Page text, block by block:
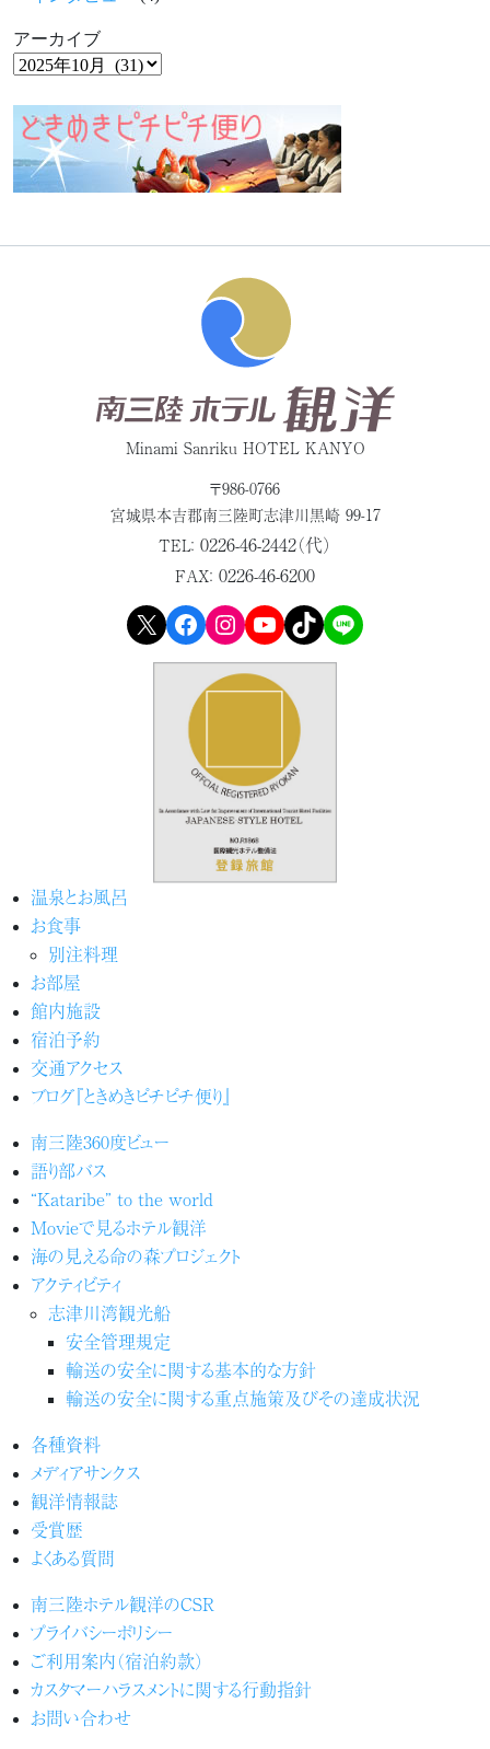
アーカイブ
Minami Sanriku HOTEL KANYO
〒986-0766
宮城県本吉郡南三陸町志津川黒崎 99-17
TEL： 0226-46-2442（代）
FAX： 0226-46-6200
X Facebook Instagram YouTube TikTok LINE
温泉とお風呂
お食事
別注料理
お部屋
館内施設
宿泊予約
交通アクセス
ブログ『ときめきピチピチ便り』
南三陸360度ビュー
語り部バス
“Kataribe” to the world
Movieで見るホテル観洋
海の見える命の森プロジェクト
アクティビティ
志津川湾観光船
安全管理規定
輸送の安全に関する基本的な方針
輸送の安全に関する重点施策及びその達成状況
各種資料
メディアサンクス
観洋情報誌
受賞歴
よくある質問
南三陸ホテル観洋のCSR
プライバシーポリシー
ご利用案内（宿泊約款）
カスタマーハラスメントに関する行動指針
お問い合わせ